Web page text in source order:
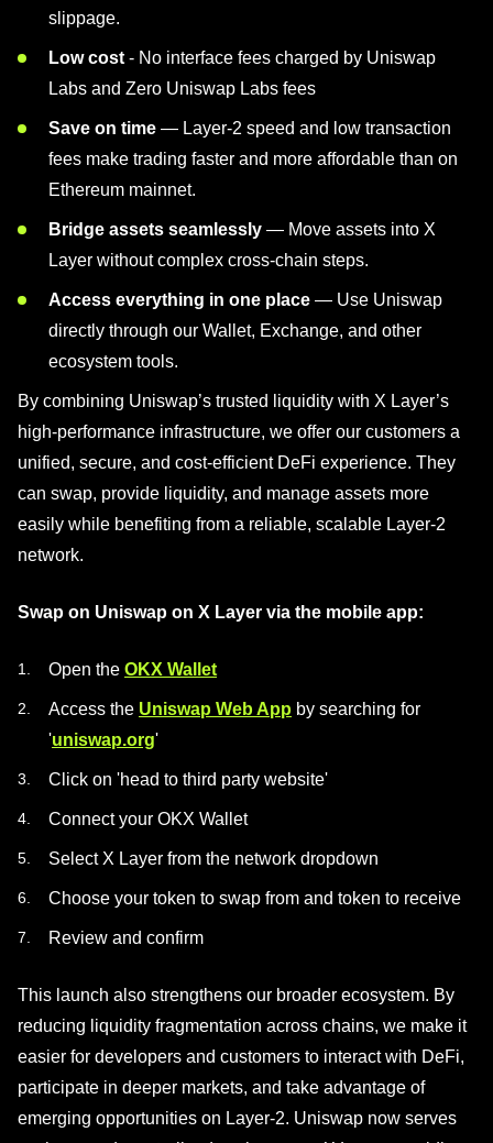
slippage.
Low cost - No interface fees charged by Uniswap
Labs and Zero Uniswap Labs fees
Save on time — Layer-2 speed and low transaction
fees make trading faster and more affordable than on
Ethereum mainnet.
Bridge assets seamlessly — Move assets into X
Layer without complex cross-chain steps.
Access everything in one place — Use Uniswap
directly through our Wallet, Exchange, and other
ecosystem tools.
By combining Uniswap’s trusted liquidity with X Layer’s
high-performance infrastructure, we offer our customers a
unified, secure, and cost-efficient DeFi experience. They
can swap, provide liquidity, and manage assets more
easily while benefiting from a reliable, scalable Layer-2
network.
Swap on Uniswap on X Layer via the mobile app:
Open the OKX Wallet
Access the Uniswap Web App by searching for
'uniswap.org'
Click on 'head to third party website'
Connect your OKX Wallet
Select X Layer from the network dropdown
Choose your token to swap from and token to receive
Review and confirm
This launch also strengthens our broader ecosystem. By
reducing liquidity fragmentation across chains, we make it
easier for developers and customers to interact with DeFi,
participate in deeper markets, and take advantage of
emerging opportunities on Layer-2. Uniswap now serves